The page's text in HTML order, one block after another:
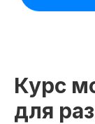
Курс
для